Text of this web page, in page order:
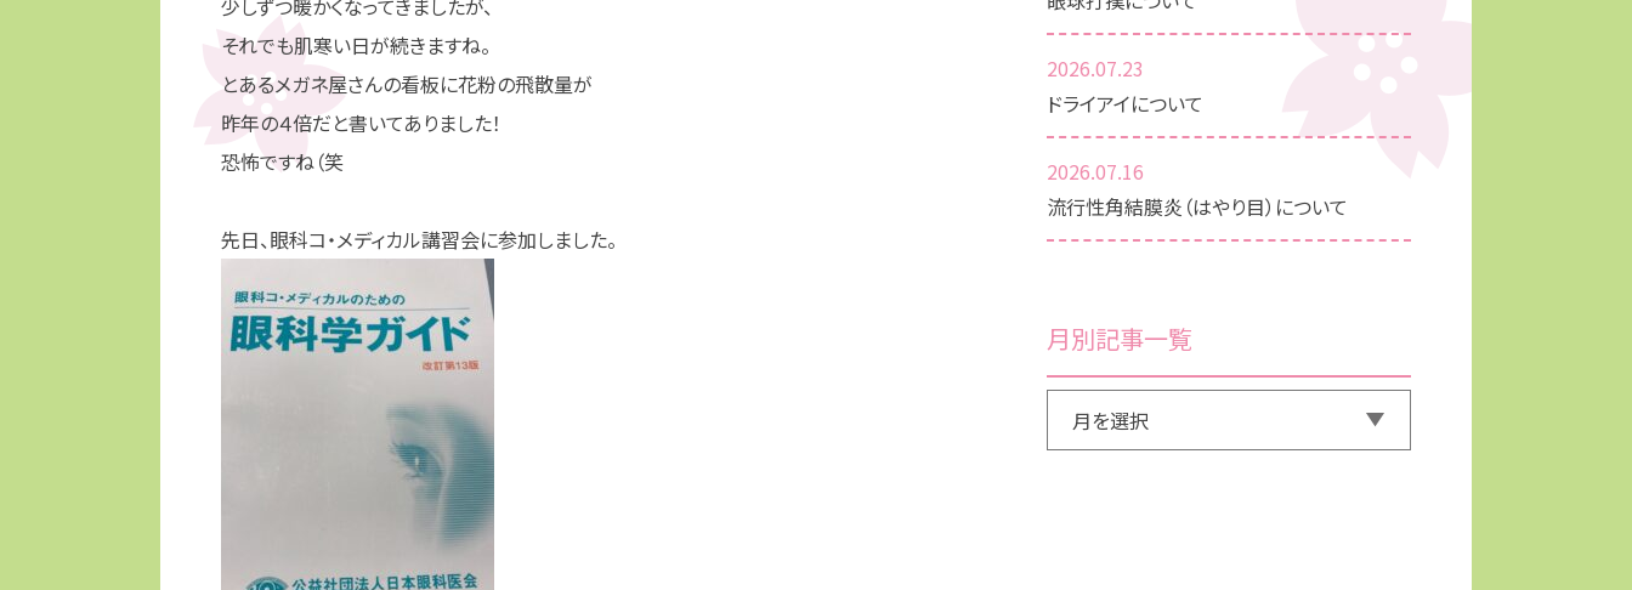
少しずつ暖かくなってきましたが、
それでも肌寒い日が続きますね。
とあるメガネ屋さんの看板に花粉の飛散量が
昨年の４倍だと書いてありました！
恐怖ですね（笑
先日、眼科コ・メディカル講習会に参加しました。
2026.07.23
ドライアイについて
2026.07.16
流行性角結膜炎（はやり目）について
月別記事一覧